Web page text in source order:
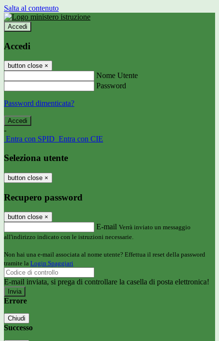
Salta al contenuto
Accedi
Accedi
button close ×
Nome Utente
Password
Password dimenticata?
-
Entra con SPID Entra con CIE
Seleziona utente
button close ×
Recupero password
button close ×
E-mail Verrà inviato un messaggio
all'indirizzo indicato con le istruzioni necessarie.
Non hai una e-mail associata al nome utente? Effettua il reset della password
tramite la Login Spaggiari
E-mail inviata, si prega di controllare la casella di posta elettronica!
Errore
Chiudi
Successo